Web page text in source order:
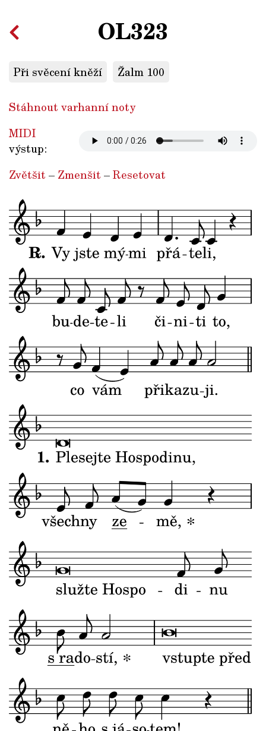
OL323
Při svěcení kněží Žalm 100
Stáhnout varhanní noty
MIDI
výstup:
Zvětšit – Zmenšit –Resetovat